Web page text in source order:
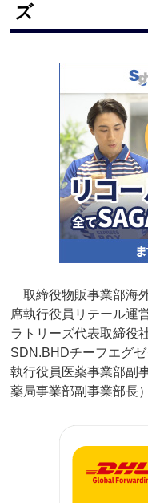
ズ
取締役物販事業部海
席執行役員リテール運
ラトリーズ代表取締役
SDN.BHDチーフエグ
執行役員医薬事業部副
薬局事業部副事業部長